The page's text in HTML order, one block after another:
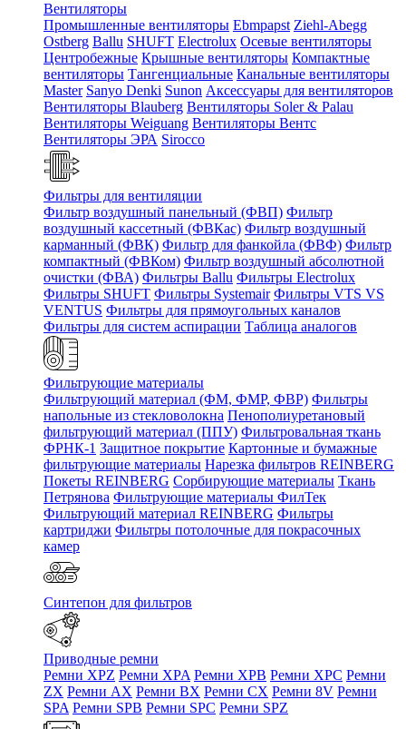
Вентиляторы
Промышленные вентиляторы Ebmpapst Ziehl-Abegg
Ostberg Ballu SHUFT Electrolux Осевые вентиляторы
Центробежные Крышные вентиляторы Компактные
вентиляторы Тангенциальные Канальные вентиляторы
Master Sanyo Denki Sunon Аксессуары для вентиляторов
Вентиляторы Blauberg Вентиляторы Soler & Palau
Вентиляторы Weiguang Вентиляторы Вентс
Вентиляторы ЭРА Sirocco
Фильтры для вентиляции
Фильтр воздушный панельный (ФВП) Фильтр
воздушный кассетный (ФВКас) Фильтр воздушный
карманный (ФВК) Фильтр для фанкойла (ФВФ) Фильтр
компактный (ФВКом) Фильтр воздушный абсолютной
очистки (ФВА) Фильтры Ballu Фильтры Electrolux
Фильтры SHUFT Фильтры Systemair Фильтры VTS VS
VENTUS Фильтры для прямоугольных каналов
Фильтры для систем аспирации Таблица аналогов
Фильтрующие материалы
Фильтрующий материал (ФМ, ФМР, ФВР) Фильтры
напольные из стекловолокна Пенополиуретановый
фильтрующий материал (ППУ) Фильтровальная ткань
ФРНК-1 Защитное покрытие Картонные и бумажные
фильтрующие материалы Нарезка фильтров REINBERG
Покеты REINBERG Сорбирующие материалы Ткань
Петрянова Фильтрующие материалы ФилТек
Фильтрующий материал REINBERG Фильтры
картриджи Фильтры потолочные для покрасочных
камер
Синтепон для фильтров
Приводные ремни
Ремни XPZ Ремни XPA Ремни XPB Ремни XPC Ремни
ZX Ремни AX Ремни BX Ремни CX Ремни 8V Ремни
SPA Ремни SPB Ремни SPC Ремни SPZ